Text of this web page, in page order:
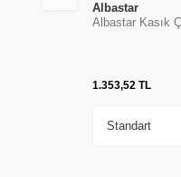
Albastar
Albastar Kasık
1.353,52 TL